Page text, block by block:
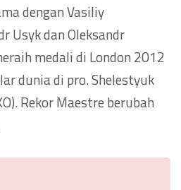
dengan Vasiliy
Usyk dan Oleksandr
medali di London 2012
dunia di pro. Shelestyuk
Rekor Maestre berubah